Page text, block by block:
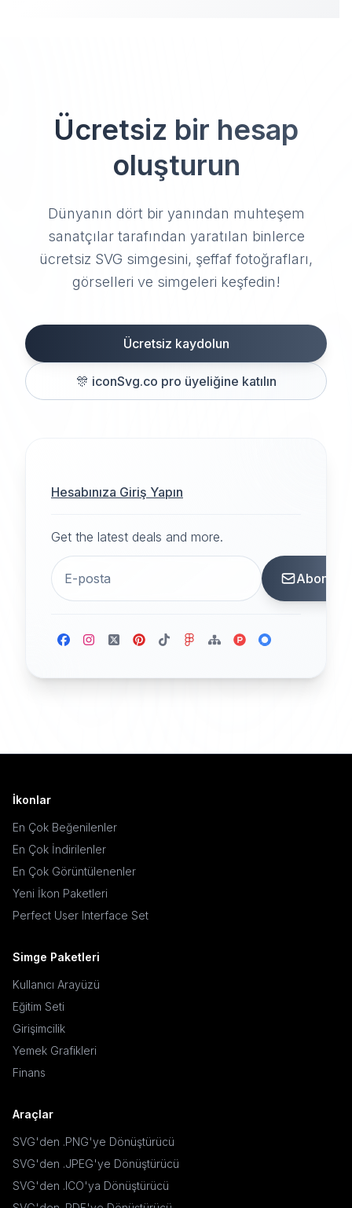
Ücretsiz bir hesap
oluşturun
Dünyanın dört bir yanından muhteşem
sanatçılar tarafından yaratılan binlerce
ücretsiz SVG simgesini, şeffaf fotoğrafları,
görselleri ve simgeleri keşfedin!
Ücretsiz kaydolun
🎊 iconSvg.co pro üyeliğine katılın
Hesabınıza Giriş Yapın
Get the latest deals and more.
Abone
İkonlar
En Çok Beğenilenler
En Çok İndirilenler
En Çok Görüntülenenler
Yeni İkon Paketleri
Perfect User Interface Set
Simge Paketleri
Kullanıcı Arayüzü
Eğitim Seti
Girişimcilik
Yemek Grafikleri
Finans
Araçlar
SVG'den .PNG'ye Dönüştürücü
SVG'den .JPEG'ye Dönüştürücü
SVG'den .ICO'ya Dönüştürücü